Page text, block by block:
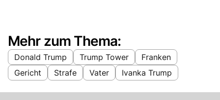
Mehr zum Thema:
Donald Trump Trump Tower
Franken
Gericht
Strafe Vater Ivanka Trump